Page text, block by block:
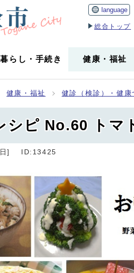
language
総合トップ
暮らし ・ 手続き 健康 ・ 福祉
健康・福祉 健診（検診）・健康
シピ No.60 トマ
] ID:13425